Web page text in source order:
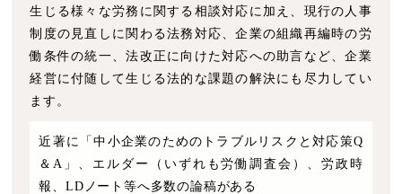
生じる様々な労務に関する相談対応に加え、現行の人事
制度の見直しに関わる法務対応、企業の組織再編時の労
働条件の統一、法改正に向けた対応への助言など、企業
経営に付随して生じる法的な課題の解決にも尽力してい
ます。
近著に「中小企業のためのトラブルリスクと対応策Q
＆A」、エルダー（いずれも労働調査会）、労政時
報、LDノート等へ多数の論稿がある